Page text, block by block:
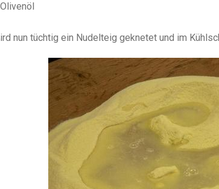
nun tüchtig ein Nudelteig geknetet und im